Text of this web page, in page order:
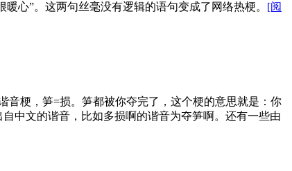
心”。这两句丝毫没有逻辑的语句变成了网络热梗。 [阅
音梗，笋=损。笋都被你夺完了，这个梗的意思就是：你
中文的谐音，比如多损啊的谐音为夺笋啊。还有一些由